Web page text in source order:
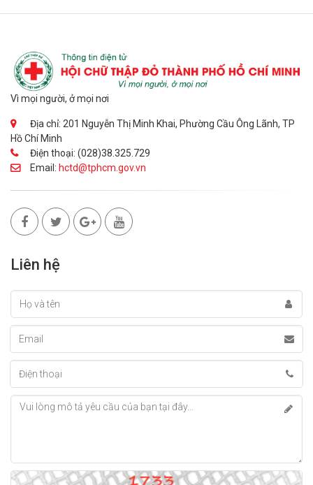
Vì mọi người, ở mọi nơi
Địa chỉ: 201 Nguyễn Thị Minh Khai, Phường Cầu Ông Lãnh, TP
Hồ Chí Minh
Điện thoại: (028)38.325.729
Email: hctd@tphcm.gov.vn
Liên hệ